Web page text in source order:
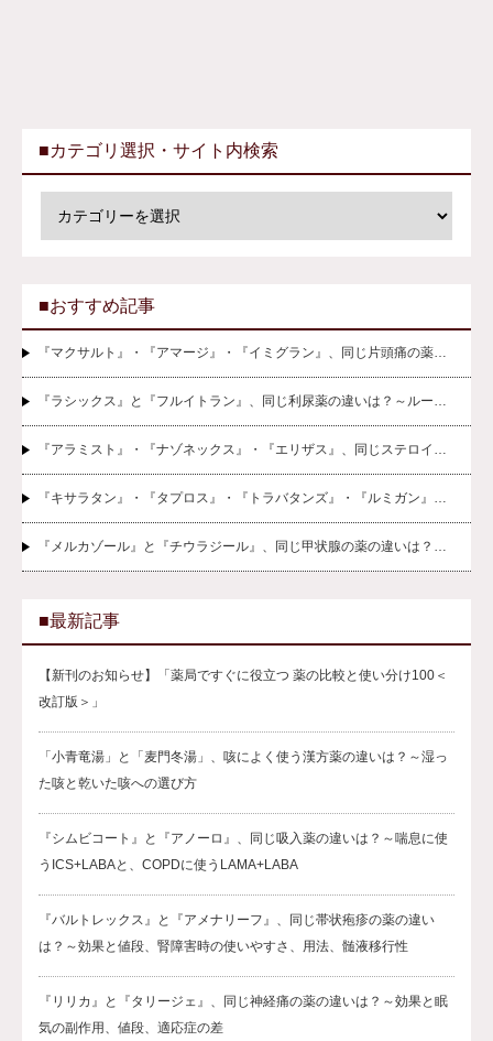
■カテゴリ選択・サイト内検索
■おすすめ記事
『マクサルト』・『アマージ』・『イミグラン』、同じ片頭痛の薬…
『ラシックス』と『フルイトラン』、同じ利尿薬の違いは？～ルー…
『アラミスト』・『ナゾネックス』・『エリザス』、同じステロイ…
『キサラタン』・『タプロス』・『トラバタンズ』・『ルミガン』…
『メルカゾール』と『チウラジール』、同じ甲状腺の薬の違いは？…
■最新記事
【新刊のお知らせ】「薬局ですぐに役立つ 薬の比較と使い分け100＜
改訂版＞」
「小青竜湯」と「麦門冬湯」、咳によく使う漢方薬の違いは？～湿っ
た咳と乾いた咳への選び方
『シムビコート』と『アノーロ』、同じ吸入薬の違いは？～喘息に使
うICS+LABAと、COPDに使うLAMA+LABA
『バルトレックス』と『アメナリーフ』、同じ帯状疱疹の薬の違い
は？～効果と値段、腎障害時の使いやすさ、用法、髄液移行性
『リリカ』と『タリージェ』、同じ神経痛の薬の違いは？～効果と眠
気の副作用、値段、適応症の差